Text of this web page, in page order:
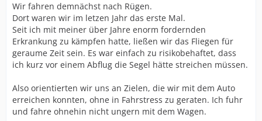
Wir fahren demnächst nach Rügen.
Dort waren wir im letzen Jahr das erste Mal.
Seit ich mit meiner über Jahre enorm fordernden
Erkrankung zu kämpfen hatte, ließen wir das Fliegen für
geraume Zeit sein. Es war einfach zu risikobehaftet, dass
ich kurz vor einem Abflug die Segel hätte streichen müssen.
Also orientierten wir uns an Zielen, die wir mit dem Auto
erreichen konnten, ohne in Fahrstress zu geraten. Ich fuhr
und fahre ohnehin nicht ungern mit dem Wagen.